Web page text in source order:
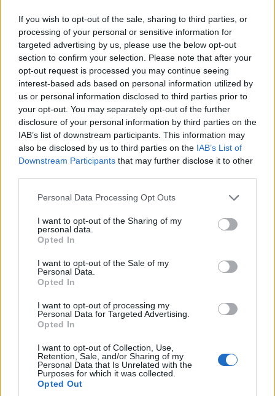
If you wish to opt-out of the sale, sharing to third parties, or
processing of your personal or sensitive information for
targeted advertising by us, please use the below opt-out
section to confirm your selection. Please note that after your
opt-out request is processed you may continue seeing
interest-based ads based on personal information utilized by
us or personal information disclosed to third parties prior to
your opt-out. You may separately opt-out of the further
disclosure of your personal information by third parties on the
IAB’s list of downstream participants. This information may
also be disclosed by us to third parties on the IAB’s List of
Downstream Participants that may further disclose it to other
Please note that this website/app uses one or more Google
not limited to your visit or usage behaviour. You may click to
grant or deny consent to Google and its third-party tags to
use your data for below specified purposes in below Google
consent section.
Personal Data Processing Opt Outs
I want to opt-out of the Sharing of my
personal data.
Opted In
I want to opt-out of the Sale of my
Personal Data.
Opted In
I want to opt-out of processing my
Personal Data for Targeted Advertising.
Opted In
I want to opt-out of Collection, Use,
Retention, Sale, and/or Sharing of my
Personal Data that Is Unrelated with the
Purposes for which it was collected.
Opted Out
Zobacz 56 zdjęć
Zresztą nie o to tutaj chodzi. Z wąskiego parkingu pod
siedzibą Mercedesa wyjeżdżam z sercem w przełyku,
aczkolwiek moje obawy o zwrotność auta szybko są
weryfikowane. Tutaj ponownie trzeba podziękować
tylnej osi skrętnej aż o 10 stopni.
Dzięki niej zwrotność tego auta niemal nie różni się od
standardowej Klasy S, a ciasne przestrzenie nie
stanowią wyzwania dla kierowcy. Poza tym z tej
samochód.
pięknie wyeksponowane logo marki.
Kiedyś
spotkałem się z żartobliwym powiedzeniem, jakoby
był to "czujnik parkowania dla ubogich". Na pewno jest